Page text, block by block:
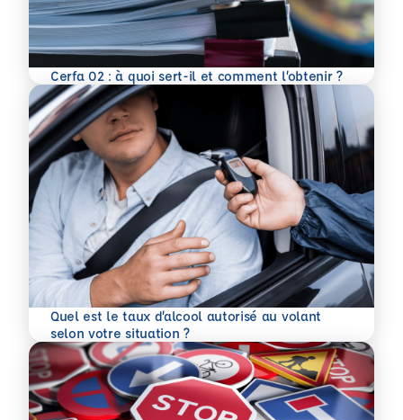
Cerfa 02 : à quoi sert-il et comment l’obtenir ?
En savoir plus
Quel est le taux d’alcool autorisé au volant
selon votre situation ?
En savoir plus